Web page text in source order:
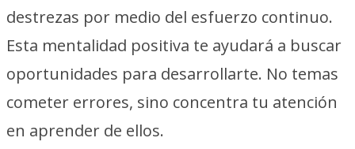
destrezas por medio del esfuerzo continuo.
Esta mentalidad positiva te ayudará a buscar
oportunidades para desarrollarte. No temas
cometer errores, sino concentra tu atención
en aprender de ellos.